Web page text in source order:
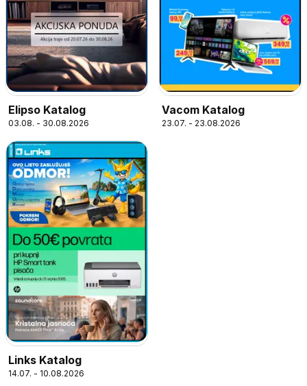
Elipso Katalog
03.08. - 30.08.2026
Vacom Katalog
23.07. - 23.08.2026
Links Katalog
14.07. - 10.08.2026